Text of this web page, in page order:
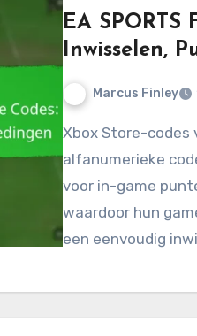
EA SPORTS
Inwisselen,
Marcus Finley
Xbox Store-codes voor EA SPORTS FC 24 zijn unieke
alfanumerieke
voor in-game
waardoor hun
een eenvoudig